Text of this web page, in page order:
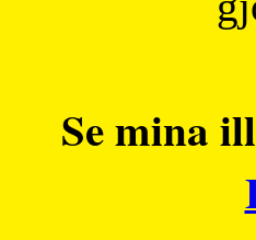
Se mina